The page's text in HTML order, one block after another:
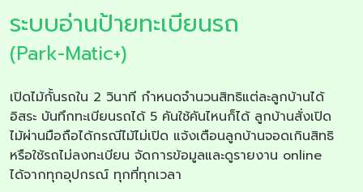
ระบบอ่านป้ายทะเบียนรถ
(Park-Matic+)
เปิดไม้กั้นรถใน 2 วินาที กำหนดจำนวนสิทธิแต่ละลูกบ้านได้
อิสระ บันทึกทะเบียนรถได้ 5 คันใช้คันไหนก็ได้ ลูกบ้านสั่งเปิด
ไม้ผ่านมือถือได้กรณีไม้ไม่เปิด แจ้งเตือนลูกบ้านจอดเกินสิทธิ
หรือใช้รถไม่ลงทะเบียน จัดการข้อมูลและดูรายงาน online
ได้จากทุกอุปกรณ์ ทุกที่ทุกเวลา